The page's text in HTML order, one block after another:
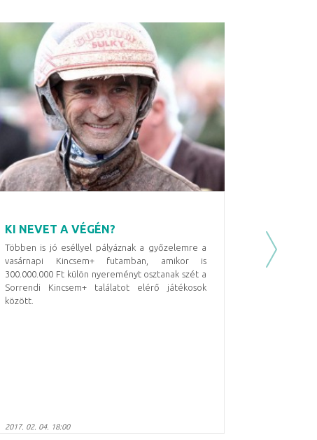
KI NEVET A VÉGÉN?
Többen is jó eséllyel pályáznak a győzelemre a
vasárnapi Kincsem+ futamban, amikor is
300.000.000 Ft külön nyereményt osztanak szét a
Sorrendi Kincsem+ találatot elérő játékosok
között.
2017. 02. 04. 18:00
Next